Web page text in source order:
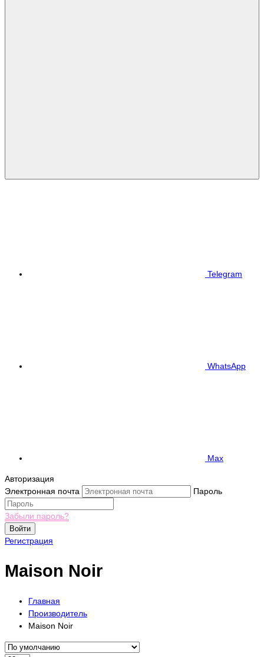
Telegram
WhatsApp
Max
Авторизация
Электронная почта
Пароль
Забыли пароль?
Войти
Регистрация
Maison Noir
Главная
Производитель
Maison Noir